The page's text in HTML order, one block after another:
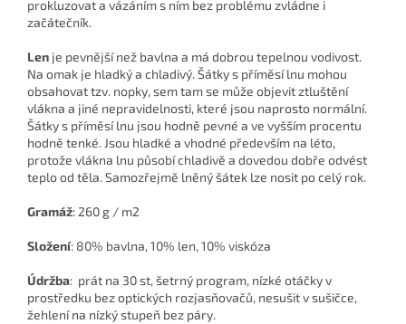
prokluzovat a vázáním s ním bez problému zvládne i
začátečník.
Len je pevnější než bavlna a má dobrou tepelnou vodivost.
Na omak je hladký a chladivý. Šátky s příměsí lnu mohou
obsahovat tzv. nopky, sem tam se může objevit ztluštění
vlákna a jiné nepravidelnosti, které jsou naprosto normální.
Šátky s příměsí lnu jsou hodně pevné a ve vyšším procentu
hodně tenké. Jsou hladké a vhodné především na léto,
protože vlákna lnu působí chladivě a dovedou dobře odvést
teplo od těla. Samozřejmě lněný šátek lze nosit po celý rok.
Gramáž: 260 g / m2
Složení: 80% bavlna, 10% len, 10% viskóza
Údržba: prát na 30 st, šetrný program, nízké otáčky v
prostředku bez optických rozjasňovačů, nesušit v sušičce,
žehlení na nízký stupeň bez páry.